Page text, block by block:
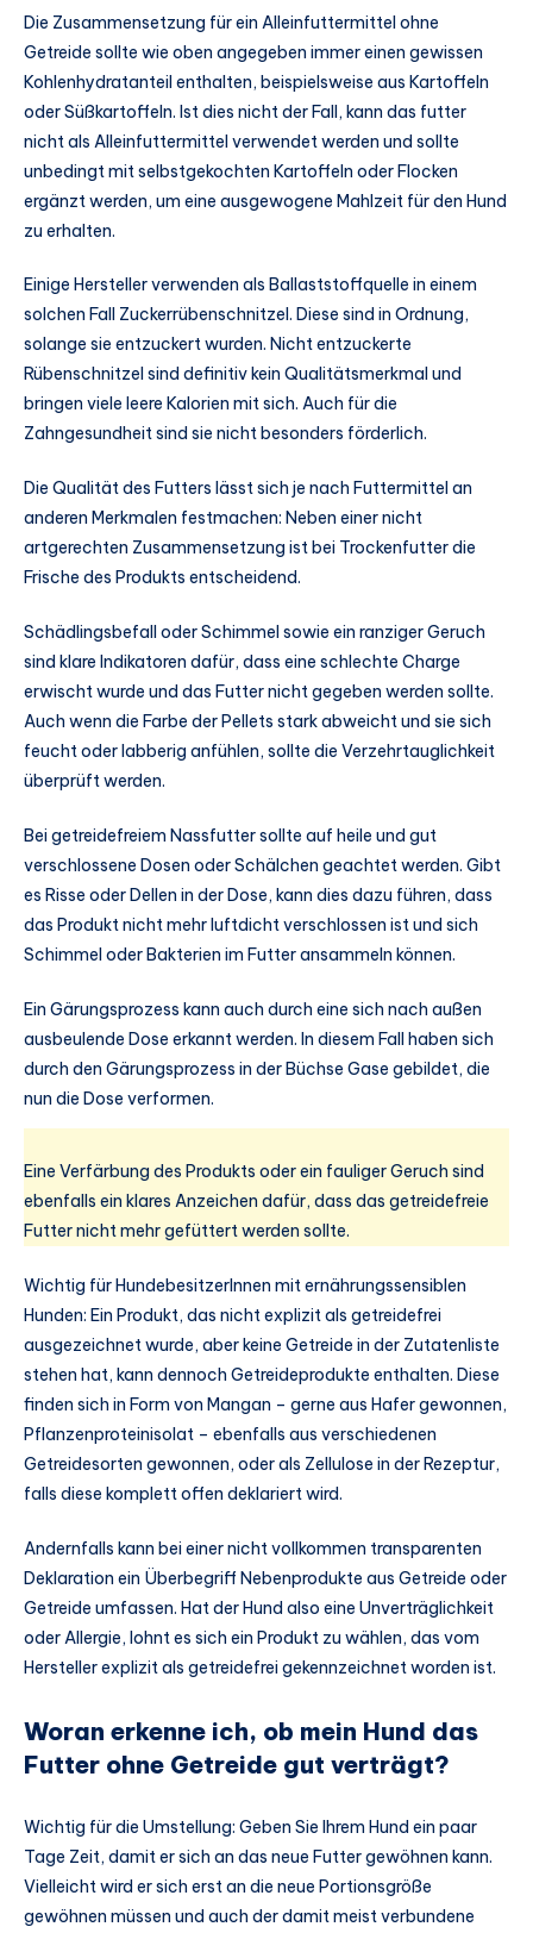
Die Zusammensetzung für ein Alleinfuttermittel ohne
Getreide sollte wie oben angegeben immer einen gewissen
Kohlenhydratanteil enthalten, beispielsweise aus Kartoffeln
oder Süßkartoffeln. Ist dies nicht der Fall, kann das futter
nicht als Alleinfuttermittel verwendet werden und sollte
unbedingt mit selbstgekochten Kartoffeln oder Flocken
ergänzt werden, um eine ausgewogene Mahlzeit für den Hund
zu erhalten.
Einige Hersteller verwenden als Ballaststoffquelle in einem
solchen Fall Zuckerrübenschnitzel. Diese sind in Ordnung,
solange sie entzuckert wurden. Nicht entzuckerte
Rübenschnitzel sind definitiv kein Qualitätsmerkmal und
bringen viele leere Kalorien mit sich. Auch für die
Zahngesundheit sind sie nicht besonders förderlich.
Die Qualität des Futters lässt sich je nach Futtermittel an
anderen Merkmalen festmachen: Neben einer nicht
artgerechten Zusammensetzung ist bei Trockenfutter die
Frische des Produkts entscheidend.
Schädlingsbefall oder Schimmel sowie ein ranziger Geruch
sind klare Indikatoren dafür, dass eine schlechte Charge
erwischt wurde und das Futter nicht gegeben werden sollte.
Auch wenn die Farbe der Pellets stark abweicht und sie sich
feucht oder labberig anfühlen, sollte die Verzehrtauglichkeit
überprüft werden.
Bei getreidefreiem Nassfutter sollte auf heile und gut
verschlossene Dosen oder Schälchen geachtet werden. Gibt
es Risse oder Dellen in der Dose, kann dies dazu führen, dass
das Produkt nicht mehr luftdicht verschlossen ist und sich
Schimmel oder Bakterien im Futter ansammeln können.
Ein Gärungsprozess kann auch durch eine sich nach außen
ausbeulende Dose erkannt werden. In diesem Fall haben sich
durch den Gärungsprozess in der Büchse Gase gebildet, die
nun die Dose verformen.
Eine Verfärbung des Produkts oder ein fauliger Geruch sind
ebenfalls ein klares Anzeichen dafür, dass das getreidefreie
Futter nicht mehr gefüttert werden sollte.
Wichtig für HundebesitzerInnen mit ernährungssensiblen
Hunden: Ein Produkt, das nicht explizit als getreidefrei
ausgezeichnet wurde, aber keine Getreide in der Zutatenliste
stehen hat, kann dennoch Getreideprodukte enthalten. Diese
finden sich in Form von Mangan – gerne aus Hafer gewonnen,
Pflanzenproteinisolat – ebenfalls aus verschiedenen
Getreidesorten gewonnen, oder als Zellulose in der Rezeptur,
falls diese komplett offen deklariert wird.
Andernfalls kann bei einer nicht vollkommen transparenten
Deklaration ein Überbegriff Nebenprodukte aus Getreide oder
Getreide umfassen. Hat der Hund also eine Unverträglichkeit
oder Allergie, lohnt es sich ein Produkt zu wählen, das vom
Hersteller explizit als getreidefrei gekennzeichnet worden ist.
Woran erkenne ich, ob mein Hund das
Futter ohne Getreide gut verträgt?
Wichtig für die Umstellung: Geben Sie Ihrem Hund ein paar
Tage Zeit, damit er sich an das neue Futter gewöhnen kann.
Vielleicht wird er sich erst an die neue Portionsgröße
gewöhnen müssen und auch der damit meist verbundene